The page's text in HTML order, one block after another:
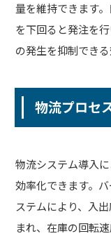
量を維持できます
を下回ると発注を
の発生を抑制でき
物流プロセ
物流システム導入
効率化できます。
ステムにより、入
まれ、在庫の回転